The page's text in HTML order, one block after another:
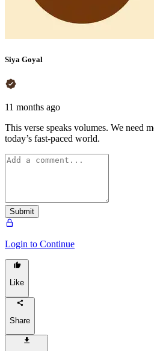
Siya Goyal
11 months ago
This verse speaks volumes. We need
today’s fast-paced world.
Submit
Login to Continue
Like
Share